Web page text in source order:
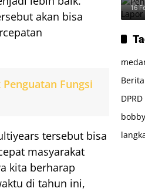
akan bisa
Fungsi
tersebut bisa
masyarakat
kita berharap
di tahun ini,
16